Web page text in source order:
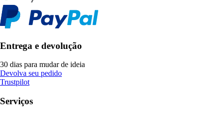
Entrega e devolução
30 dias para mudar de ideia
Devolva seu pedido
Trustpilot
Serviços